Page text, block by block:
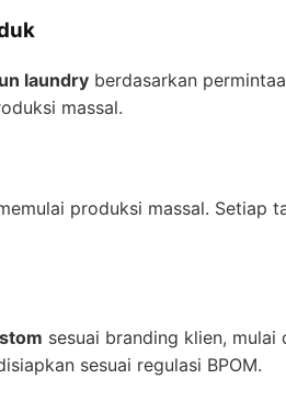
laundry berdasarkan
massal.
produksi massal. Setiap
sesuai branding klien,
sesuai regulasi BPOM.